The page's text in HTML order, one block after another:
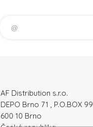
AF Distribution s.r.o.
DEPO Brno 71 , P.O.BOX 99
600 10 Brno